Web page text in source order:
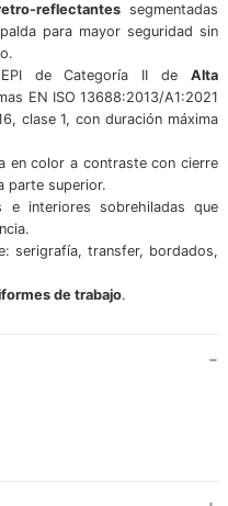
reflectantes segmentadas
para mayor seguridad sin
EPI de Categoría II deAlta
EN ISO 13688:2013/A1:2021
clase 1, con duración máxima
en color a contraste con cierre
parte superior.
e interiores sobrehiladas que
serigrafía, transfer, bordados,
de trabajo.